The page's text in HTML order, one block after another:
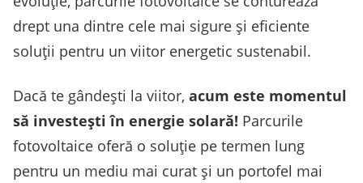
drept una dintre cele mai sigure și eficiente
soluții pentru un viitor energetic sustenabil.
Dacă te gândești la viitor, acum este momentul
să investești în energie solară! Parcurile
fotovoltaice oferă o soluție pe termen lung
pentru un mediu mai curat și un portofel mai